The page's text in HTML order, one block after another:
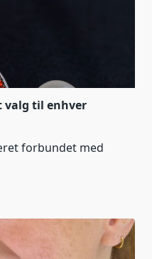
valg til enhver
forbundet med